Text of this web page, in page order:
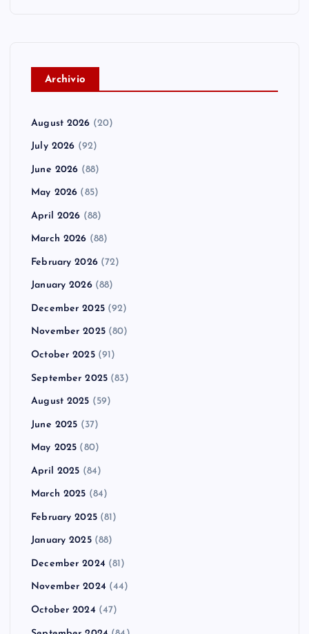
Archivio
August 2026 (20)
July 2026 (92)
June 2026 (88)
May 2026 (85)
April 2026 (88)
March 2026 (88)
February 2026(72)
January 2026(88)
December 2025(92)
November 2025(80)
October 2025(91)
September 2025 (83)
August 2025 (59)
June 2025 (37)
May 2025 (80)
April 2025 (84)
March 2025 (84)
February 2025(81)
January 2025(88)
December 2024 (81)
November 2024 (44)
October 2024 (47)